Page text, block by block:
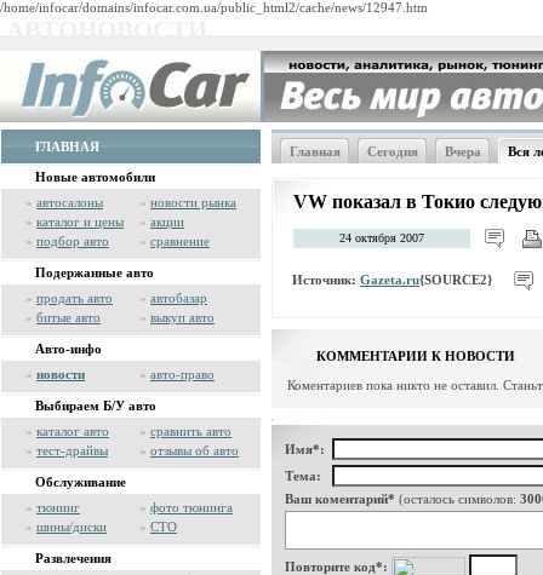
/home/infocar/domains/infocar.com.ua/public_html2/cache/news/12947.htm
ГЛАВНАЯ
Новые автомобили
» автосалоны » новости рынка
» каталог и цены » акции
» подбор авто » сравнение
Подержанные авто
» продать авто » автобазар
» битые авто » выкуп авто
Авто-инфо
» новости » авто-право
Выбираем Б/У авто
» каталог авто » сравнить авто
» тест-драйвы » отзывы об авто
Обслуживание
» тюнинг » фото тюнинга
» шины/диски » СТО
Развлечения
Главная Сегодня Вчера Вся
VW показал в Токио
24 октября 2007
Источник: Gazeta.ru{SOURCE2}
КОММЕНТАРИИ К НОВОСТИ
Коментариев пока никто не оставил.
Имя*:
Тема:
Ваш коментарий* (осталось символов:
Повторите код*: